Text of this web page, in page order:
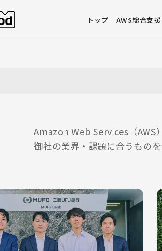
トップ AWS総合支援
Amazon Web Services（AWS
御社の業界・課題に合うもの